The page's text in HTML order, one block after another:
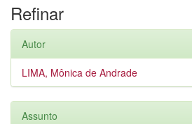
Refinar
Autor
LIMA, Mônica de Andrade
Assunto